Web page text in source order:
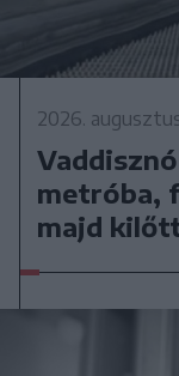
2026.
metróba,
majd